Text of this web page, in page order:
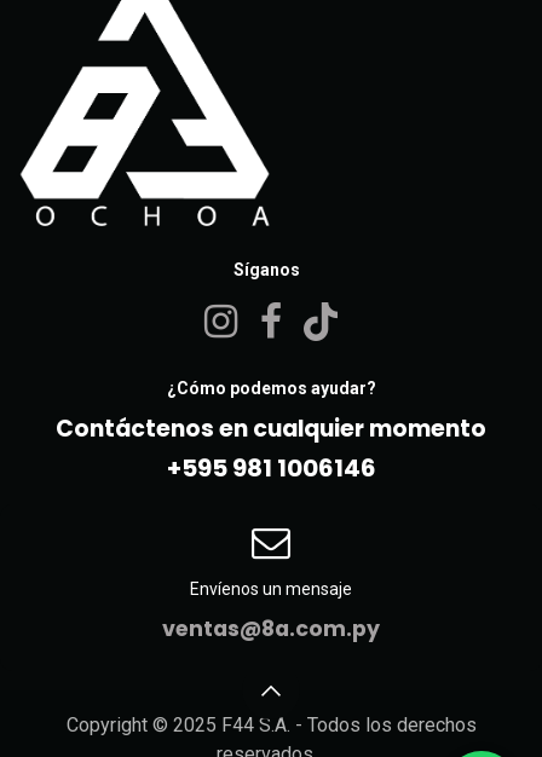
Síganos
¿Cómo podemos ayudar?
Contáctenos en cualquier momento
+595 981 10061​46
Envíenos un mensaje
ventas@8a.com.py
Copyright © 2025 F44 S.A. - Todos los derechos